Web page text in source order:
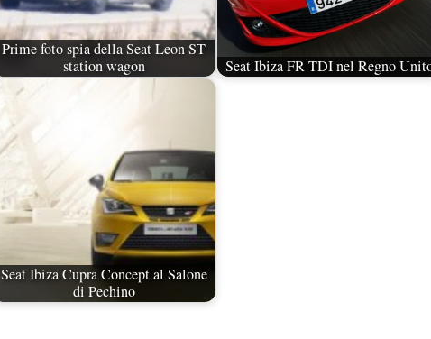
Prime foto spia della Seat Leon ST
station wagon
Seat Ibiza FR TDI nel Regno
Seat Ibiza Cupra Concept al Salone
di Pechino